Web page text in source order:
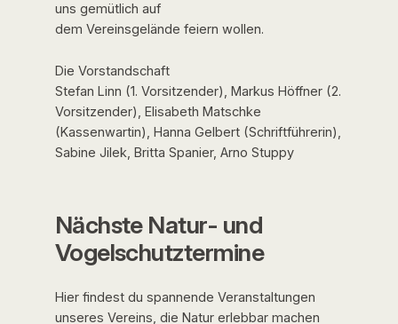
uns gemütlich auf
dem Vereinsgelände feiern wollen.
Die Vorstandschaft
Stefan Linn (1. Vorsitzender), Markus Höffner (2.
Vorsitzender), Elisabeth Matschke
(Kassenwartin), Hanna Gelbert (Schriftführerin),
Sabine Jilek, Britta Spanier, Arno Stuppy
Nächste Natur- und
Vogelschutztermine
Hier findest du spannende Veranstaltungen
unseres Vereins, die Natur erlebbar machen